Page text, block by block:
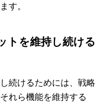
す。
トを維持し続ける
続けるためには、戦略
れら機能を維持する